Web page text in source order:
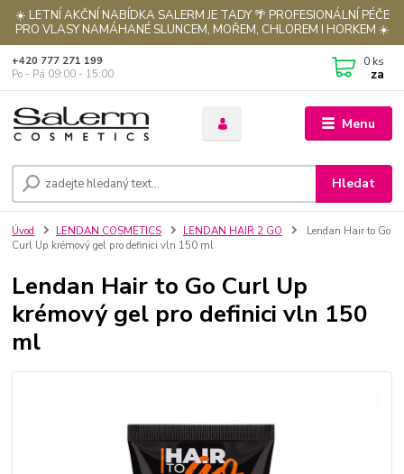
☀️ LETNÍ AKČNÍ NABÍDKA SALERM JE TADY 🌴 PROFESIONÁLNÍ PÉČE
PRO VLASY NAMÁHANÉ SLUNCEM, MOŘEM, CHLOREM I HORKEM ☀️
Menu
Hledat
+420 777 271 199
Po - Pá 09:00 - 15:00
0 ks
za
Úvod LENDAN COSMETICS LENDAN HAIR 2 GO
Lendan Hair to Go
Curl Up krémový gel pro definici vln 150 ml
Lendan Hair to Go Curl Up
krémový gel pro definici vln 150
ml